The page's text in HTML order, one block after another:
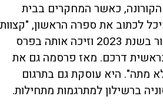
כאשר המחקרים בבית
לכתוב את ספרה הראשון, "קצוות
שרופים". הספר ראה אור בשנת 2023 וזיכה אותה בפרס
דרכם. מאז פרסמה גם את
מתה". היא עוסקת גם בתרגום
ברשילון למתרגמות מתחילות.